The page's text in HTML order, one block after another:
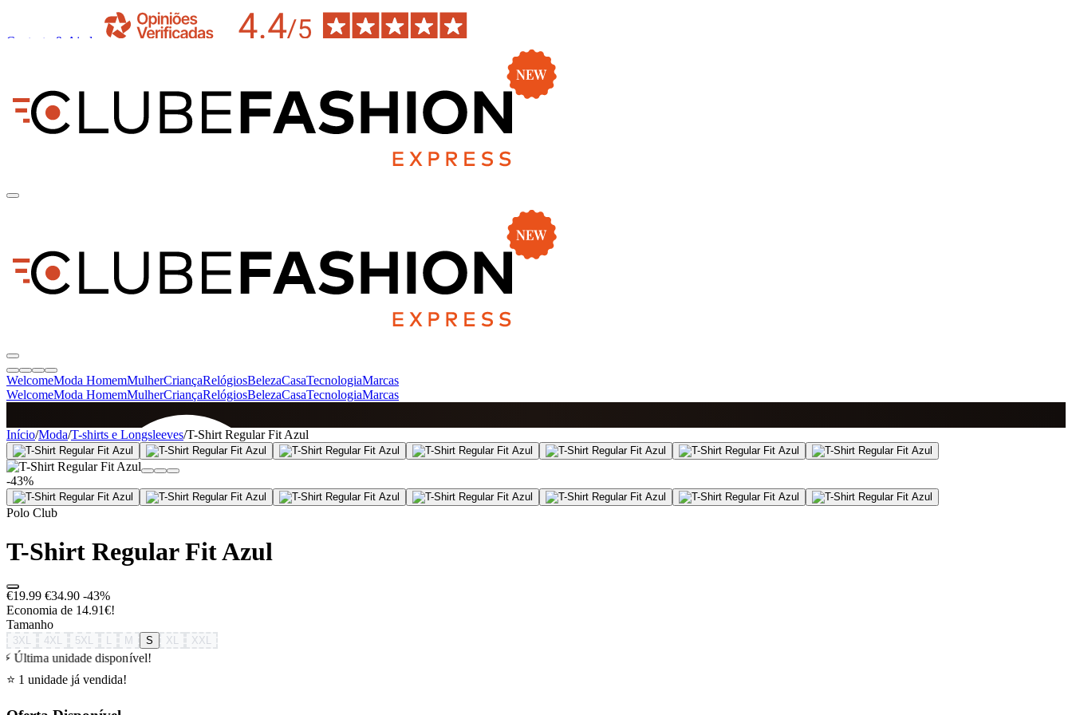
Contacto & Ajuda
WelcomeModa HomemMulherCriançaRelógiosBelezaCasaTecnologiaMarcas
WelcomeModa HomemMulherCriançaRelógiosBelezaCasaTecnologiaMarcas
SINCE 2005
+de 36.000 reviews
Início/Moda/T-shirts e Longsleeves/T-Shirt Regular Fit Azul
-43%
Polo Club
T-Shirt Regular Fit Azul
€19.99 €34.90 -43%
Economia de 14.91€!
Tamanho
3XL 4XL 5XL M S XL XXL
⚡ Última unidade disponível!
⭐ 1 unidade já vendida!